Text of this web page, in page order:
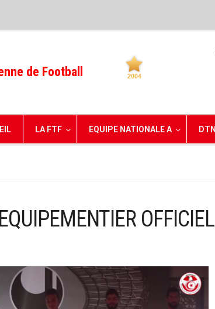
de Football
LA FTF EQUIPE NATIONALE A DTN
OFFICIEL